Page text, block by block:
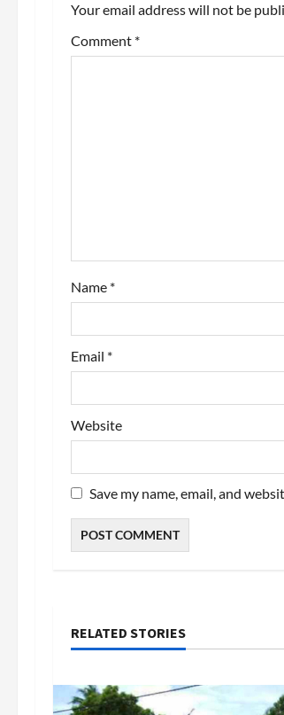
Your email address will not be
Comment *
Name *
Email *
Website
Save my name, email, and
RELATED STORIES